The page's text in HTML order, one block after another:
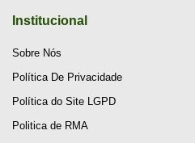
Institucional
Sobre Nós
Política De Privacidade
Política do Site LGPD
Politica de RMA